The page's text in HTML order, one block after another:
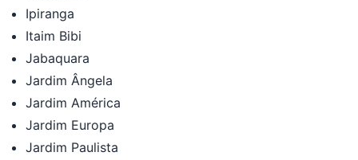
Ipiranga
Itaim Bibi
Jabaquara
Jardim Ângela
Jardim América
Jardim Europa
Jardim Paulista